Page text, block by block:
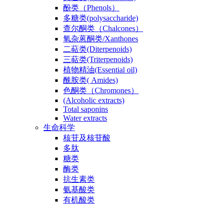
酚类（Phenols）
多糖类(polysaccharide)
查尔酮类（Chalcones）
氧杂蒽酮类/Xanthones
二萜类(Diterpenoids)
三萜类(Triterpenoids)
植物精油(Essential oil)
酰胺类( Amides)
色酮类（Chromones）
(Alcoholic extracts)
Total saponins
Water extracts
生命科学
核苷及核苷酸
多肽
糖类
酶类
抗生素类
氨基酸类
有机酸类